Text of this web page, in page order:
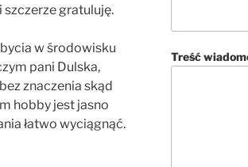
szczerze gratuluję.
w środowisku
pani Dulska,
znaczenia skąd
hobby jest jasno
łatwo wyciągnąć.
Treść